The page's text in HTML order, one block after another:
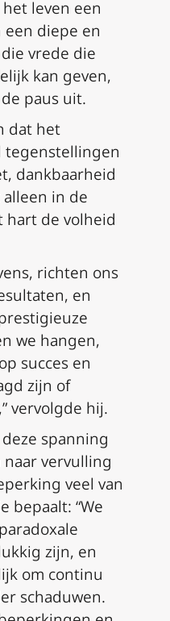
leven een
diepe en
vrede die
kan geven,
paus uit.
dat het
tegenstellingen
dankbaarheid
in de
hart de volheid
richten ons
en
we hangen,
succes en
zijn of
vervolgde hij.
spanning
vervulling
veel van
bepaalt: “We
zijn, en
om continu
schaduwen.